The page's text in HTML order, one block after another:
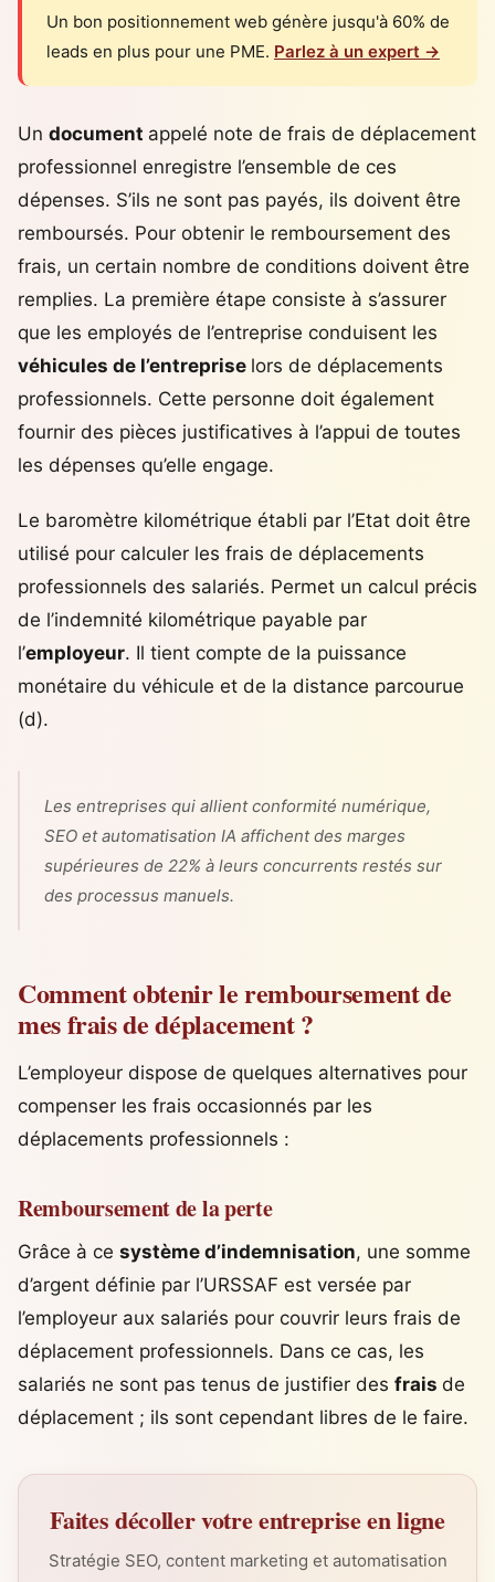
Un bon positionnement web génère jusqu'à 60% de
leads en plus pour une PME. Parlez à un expert →
Un document appelé note de frais de déplacement
professionnel enregistre l’ensemble de ces
dépenses. S’ils ne sont pas payés, ils doivent être
remboursés. Pour obtenir le remboursement des
frais, un certain nombre de conditions doivent être
remplies. La première étape consiste à s’assurer
que les employés de l’entreprise conduisent les
véhicules de l’entreprise lors de déplacements
professionnels. Cette personne doit également
fournir des pièces justificatives à l’appui de toutes
les dépenses qu’elle engage.
Le baromètre kilométrique établi par l’Etat doit être
utilisé pour calculer les frais de déplacements
professionnels des salariés. Permet un calcul précis
de l’indemnité kilométrique payable par
l’employeur. Il tient compte de la puissance
monétaire du véhicule et de la distance parcourue
(d).
Les entreprises qui allient conformité numérique,
SEO et automatisation IA affichent des marges
supérieures de 22% à leurs concurrents restés sur
des processus manuels.
Comment obtenir le remboursement de
mes frais de déplacement ?
L’employeur dispose de quelques alternatives pour
compenser les frais occasionnés par les
déplacements professionnels :
Remboursement de la perte
Grâce à ce système d’indemnisation, une somme
d’argent définie par l’URSSAF est versée par
l’employeur aux salariés pour couvrir leurs frais de
déplacement professionnels. Dans ce cas, les
salariés ne sont pas tenus de justifier des frais de
déplacement ; ils sont cependant libres de le faire.
Faites décoller votre entreprise en ligne
Stratégie SEO, content marketing et automatisation